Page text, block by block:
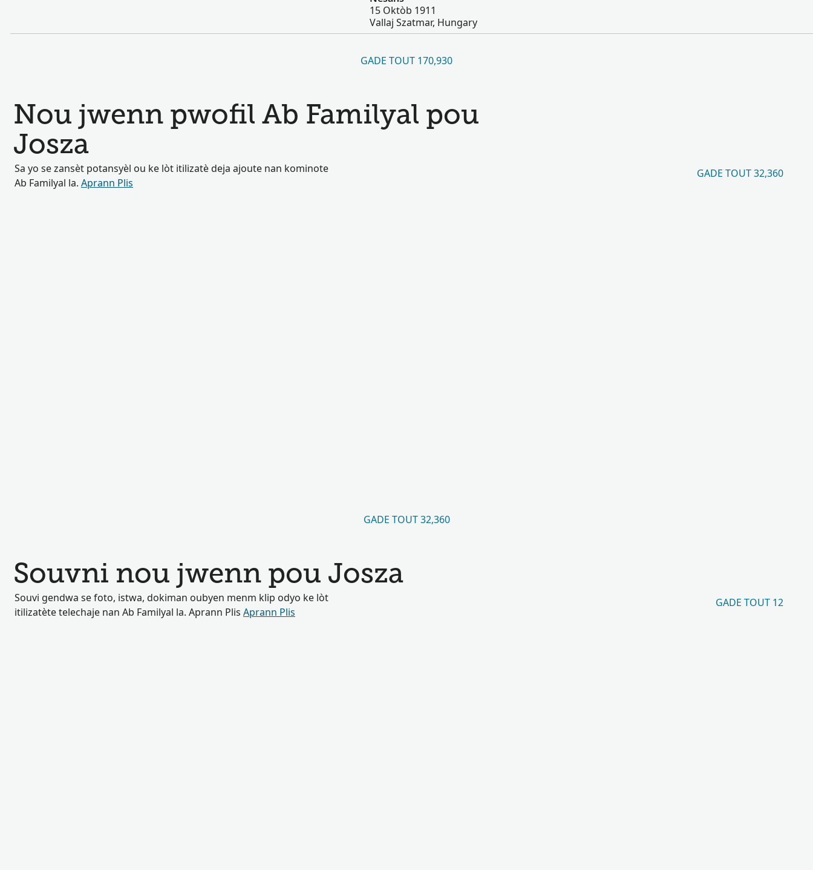
15 Oktòb 1911
Vallaj Szatmar, Hungary
GADE TOUT 170,930
Nou jwenn pwofil Ab Familyal pou
Josza
Sa yo se zansèt potansyèl ou ke lòt itilizatè deja ajoute nan kominote
Ab Familyal la. Aprann Plis
GADE TOUT 32,360
GADE TOUT 32,360
Souvni nou jwenn pou Josza
Souvi gendwa se foto, istwa, dokiman oubyen menm klip odyo ke lòt
itilizatète telechaje nan Ab Familyal la. Aprann Plis Aprann Plis
GADE TOUT 12